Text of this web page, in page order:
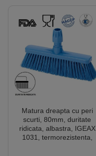
Matura dreapta cu peri
scurti, 80mm, duritate
ridicata, albastra, IGEAX
1031, termorezistenta,